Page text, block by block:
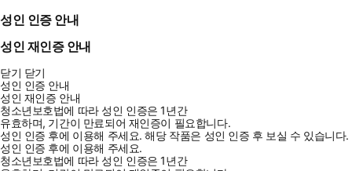
성인 인증 안내
성인 재인증 안내
닫기 닫기
성인 인증 안내
성인 재인증 안내
청소년보호법에 따라 성인 인증은 1년간
유효하며, 기간이 만료되어 재인증이 필요합니다.
성인 인증 후에 이용해 주세요.해당 작품은 성인 인증 후 보실 수 있습니다.
성인 인증 후에 이용해 주세요.
청소년보호법에 따라 성인 인증은 1년간